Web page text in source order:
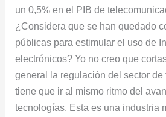
un 0,5% en el PIB de
¿Considera que se han quedado
públicas para estimular el uso de
electrónicos? Yo no creo que
general la regulación del sector
tiene que ir al mismo ritmo del
tecnologías. Esta es una industria